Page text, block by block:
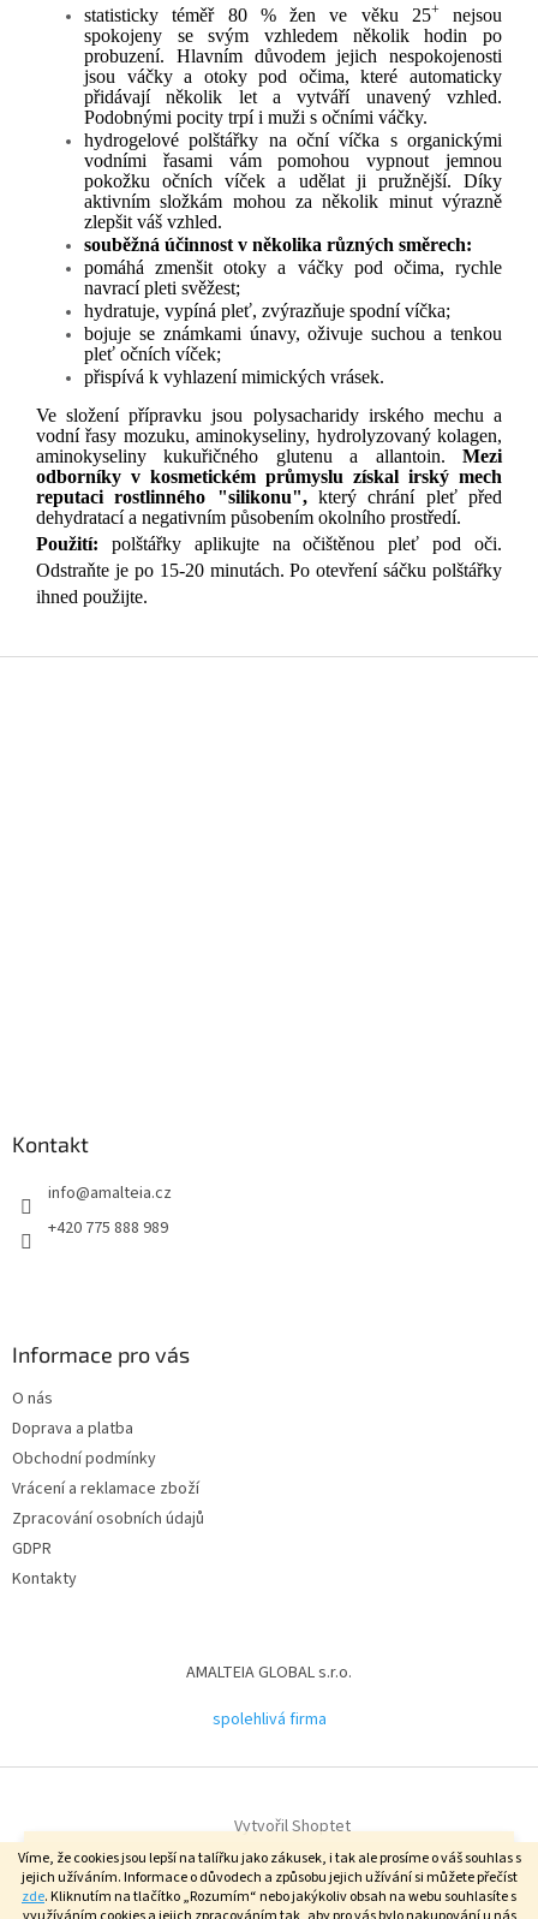
Víme, že cookies jsou lepší na talířku jako zákusek, i tak ale prosíme o váš souhlas s
jejich užíváním. Informace o důvodech a způsobu jejich užívání si můžete přečíst
zde. Kliknutím na tlačítko „Rozumím“ nebo jakýkoliv obsah na webu souhlasíte s
Přidejte se k nám a už vám nic neunikne ❤️. Co všechno získáte
"obyčejnou registrací"? 1. Uvidíte CELOU nabídku e-shopu. 2. Možnost
nákupu vybraných produktů za VIP ceny. 3. Možnost pronakupovat se
na věrnostní slevy ve výši až 5 %.
statisticky téměř 80 % žen ve věku 25+nejsou
spokojeny se svým vzhledem několik hodin po
probuzení. Hlavním důvodem jejich nespokojenosti
jsou váčky a otoky pod očima, které automaticky
přidávají několik let a vytváří unavený vzhled.
Podobnými pocity trpí i muži s očními váčky.
hydrogelové polštářky na oční víčka s organickými
vodními řasami vám pomohou vypnout jemnou
pokožku očních víček a udělat ji pružnější. Díky
aktivním složkám mohou za několik minut výrazně
zlepšit váš vzhled.
souběžná účinnost v několika různých směrech:
pomáhá zmenšit otoky a váčky pod očima, rychle
navrací pleti svěžest;
hydratuje, vypíná pleť, zvýrazňuje spodní víčka;
bojuje se známkami únavy, oživuje suchou a tenkou
pleť očních víček;
přispívá k vyhlazení mimických vrásek.
Ve složení přípravku jsou polysacharidy irského mechu a
vodní řasy mozuku, aminokyseliny, hydrolyzovaný kolagen,
aminokyseliny kukuřičného glutenu a allantoin. Mezi
odborníky v kosmetickém průmyslu získal irský mech
reputaci rostlinného "silikonu",který chrání pleť před
dehydratací a negativním působením okolního prostředí.
Použití: polštářky aplikujte na očištěnou pleť pod oči.
Odstraňte je po 15-20 minutách. Po otevření sáčku polštářky
ihned použijte.
Kontakt
info@amalteia.cz
+420 775 888 989
Informace pro vás
O nás
Doprava a platba
Obchodní podmínky
Vrácení a reklamace zboží
Zpracování osobních údajů
GDPR
Kontakty
AMALTEIA GLOBAL s.r.o.
spolehlivá firma
Vytvořil Shoptet
Copyright 2026AMALTEIA.cz. Všechna práva vyhrazena.